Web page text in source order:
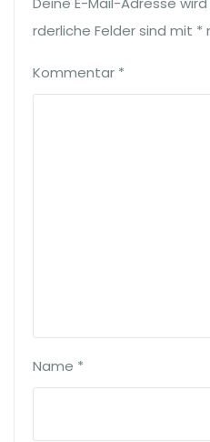
rderliche Felder sind mit *
Kommentar *
Name *